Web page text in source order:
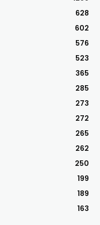
628
602
576
523
365
285
273
272
265
262
250
199
189
163